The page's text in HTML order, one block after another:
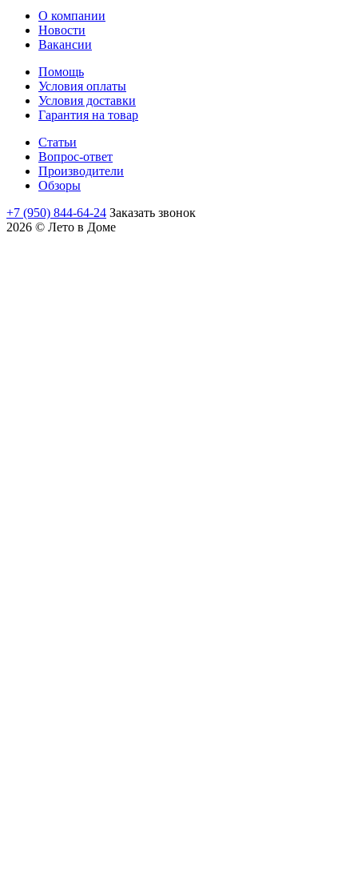
О компании
Новости
Вакансии
Помощь
Условия оплаты
Условия доставки
Гарантия на товар
Статьи
Вопрос-ответ
Производители
Обзоры
+7 (950) 844-64-24 Заказать звонок
2026 © Лето в Доме